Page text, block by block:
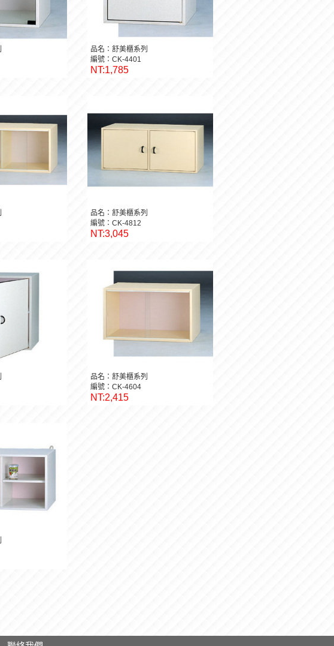
品名：舒美櫃系列
編號：CK-4401
NT:1,785
品名：舒美櫃系列
編號：CK-4812
NT:3,045
品名：舒美櫃系列
編號：CK-4604
NT:2,415